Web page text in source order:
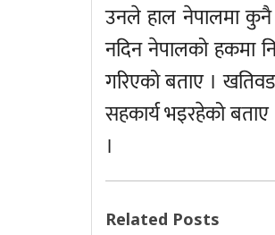
उनले हाल नेपालमा कुनै
नदिन नेपालको हकमा
गरिएको बताए ।
सहकार्य भइरहेको
।
Related Posts